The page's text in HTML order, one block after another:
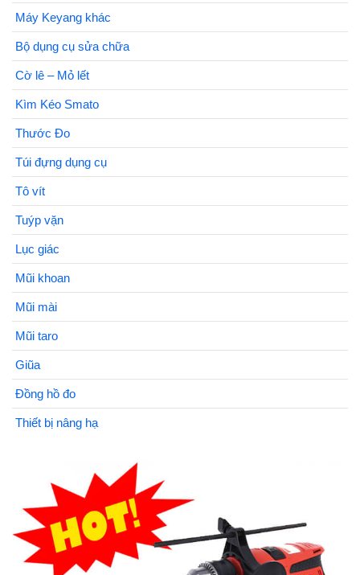
Máy Keyang khác
Bộ dụng cụ sửa chữa
Cờ lê – Mỏ lết
Kìm Kéo Smato
Thước Đo
Túi đựng dụng cụ
Tô vít
Tuýp vặn
Lục giác
Mũi khoan
Mũi mài
Mũi taro
Giũa
Đồng hồ đo
Thiết bị nâng hạ